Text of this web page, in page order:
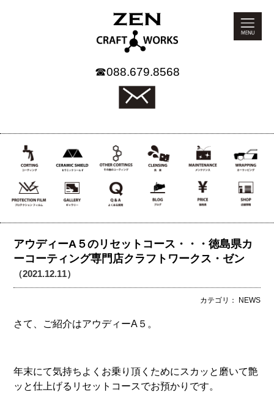
☎088.679.8568
アウディーA５のリセットコース・・・徳島県カ
ーコーティング専門店クラフトワークス・ゼン
（2021.12.11）
カテゴリ： NEWS
さて、ご紹介はアウディーA５。
年末にて気持ちよくお乗り頂くためにスカッと磨いて艶
ッと仕上げるリセットコースでお預かりです。